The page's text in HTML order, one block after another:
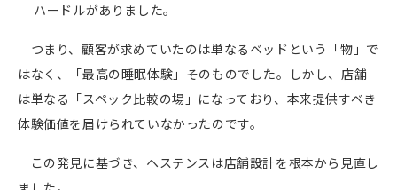
ハードルがありました。
つまり、顧客が求めていたのは単なるベッドという「物」で
はなく、「最高の睡眠体験」そのものでした。しかし、店舗
は単なる「スペック比較の場」になっており、本来提供すべき
体験価値を届けられていなかったのです。
この発見に基づき、ヘステンスは店舗設計を根本から見直し